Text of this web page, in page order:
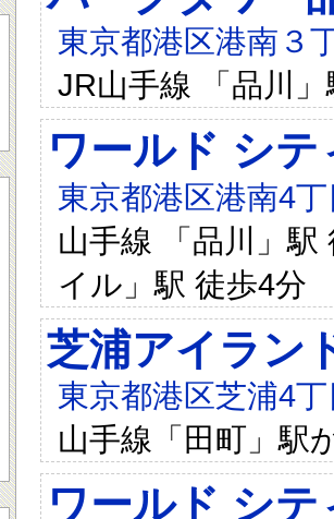
東京都港区港南３
JR山手線 「品川
ワールド シ
東京都港区港南4
山手線 「品川」
イル」駅 徒歩4分
芝浦アイラン
東京都港区芝浦4
山手線「田町」駅
ワールド シ